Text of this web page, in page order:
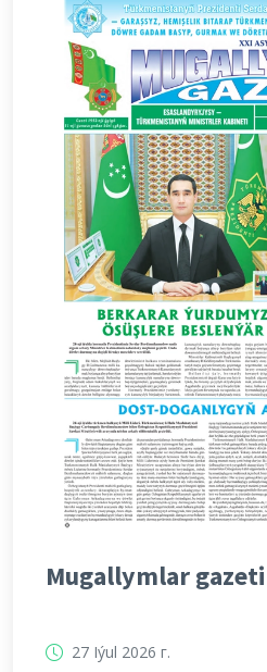
Mugallymlar gazeti
27 Iýul 2026 г.